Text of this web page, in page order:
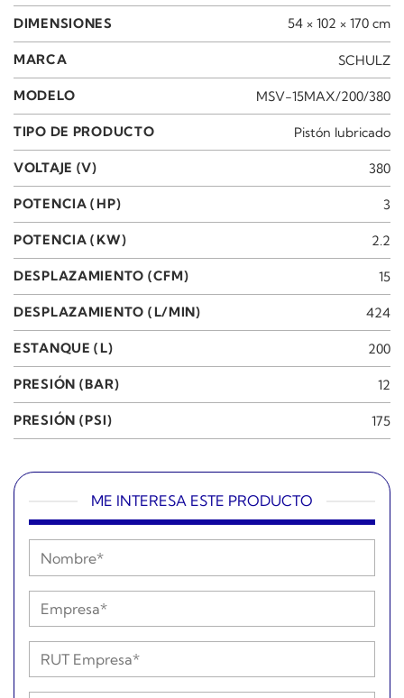
DIMENSIONES 54 × 102 × 170 cm
MARCA SCHULZ
MODELO MSV-15MAX/200/380
TIPO DE PRODUCTO Pistón lubricado
VOLTAJE (V) 380
POTENCIA (HP) 3
POTENCIA (KW) 2.2
DESPLAZAMIENTO (CFM) 15
DESPLAZAMIENTO (L/MIN) 424
ESTANQUE (L) 200
PRESIÓN (BAR) 12
PRESIÓN (PSI) 175
ME INTERESA ESTE PRODUCTO